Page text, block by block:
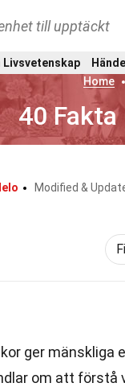
till upptäckt
Livsvetenskap
Home
40
Modified &
ger mänskliga
om att förstå